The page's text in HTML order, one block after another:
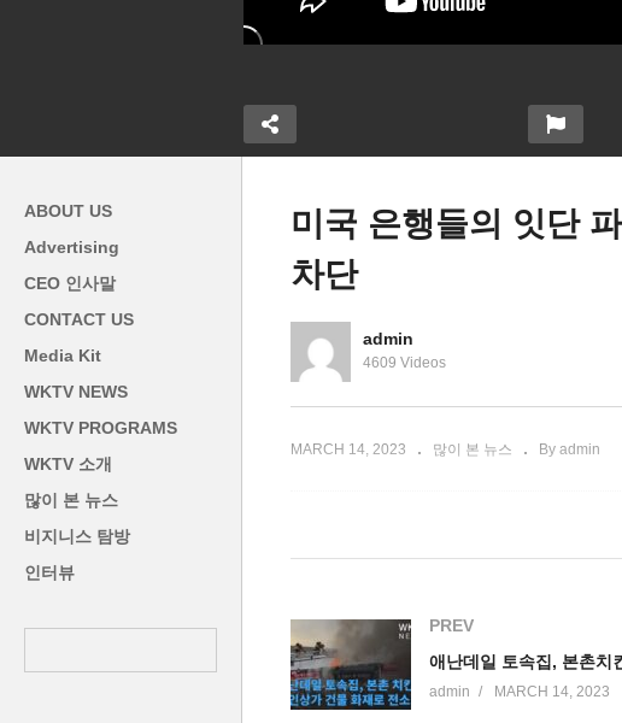
위 미국
미국 은행파산에 물가진정으
ABOUT US
Advertising
CEO 인사말
CONTACT US
Media Kit
WKTV NEWS
WKTV PROGRAMS
WKTV 소개
많이 본 뉴스
비지니스 탐방
인터뷰
미국 은행들의 잇단
차단
admin
4609 Videos
MARCH 14, 2023 많이 본 뉴스 By admin
PREV
admin MARCH 14, 2023